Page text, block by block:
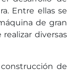
Entre ellas se
de gran
diversas
de